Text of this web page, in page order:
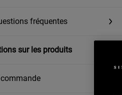
fréquentes
sur les produits